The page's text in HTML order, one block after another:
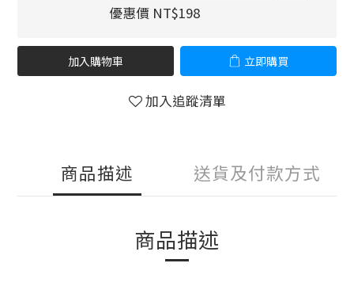
優惠價 NT$198
加入購物車 立即購買
加入追蹤清單
商品描述 送貨及付款方式
商品描述